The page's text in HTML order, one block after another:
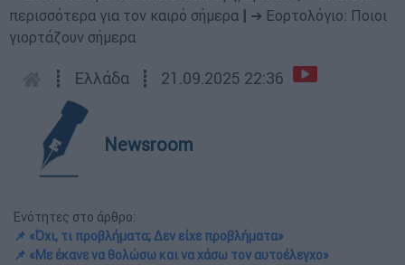
περισσότερα για τον καιρό σήμερα
➔ Εορτολόγιο: Ποιοι
γιορτάζουν σήμερα
┋ Ελλάδα ┋ 21.09.2025 22:36
Newsroom
Ενότητες στο άρθρο:
📌 «Όχι, τι προβλήματα; Δεν είχε προβλήματα»
📌 «Mε έκανε να θολώσω και να χάσω τον αυτοέλεγχο»